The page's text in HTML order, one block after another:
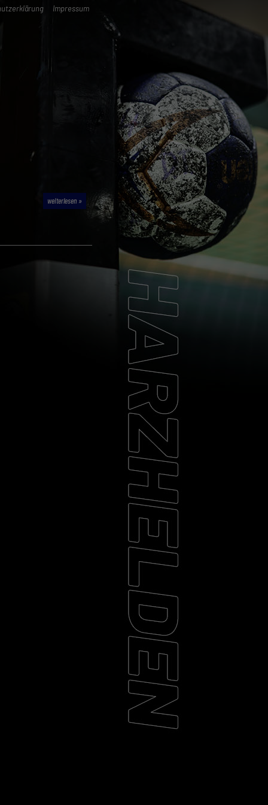
Impressum
weiterlesen »